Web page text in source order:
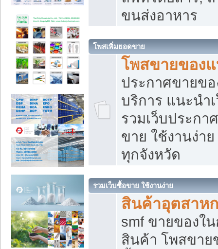
ขนส่งอาหาร
โพสเพิ่มยอดขาย
โพสขายของ
ประกาศขายข
บริการ แนะนำ
รวมเว็บประกา
ขาย ใช้งานง่า
ทุกจังหวัด
รวมเว็บซื้อขาย ใช้งานง่าย
สินค้าอุตสาห
smf ขายของใ
สินค้า โพสขาย